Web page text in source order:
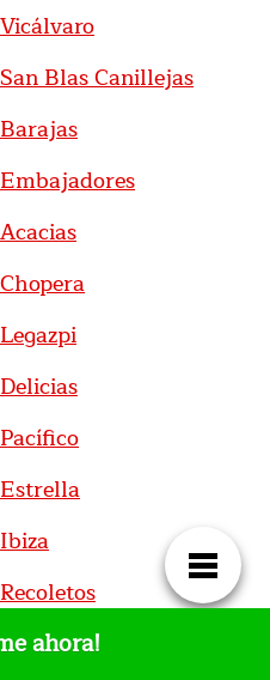
Blas Canillejas
ahora!